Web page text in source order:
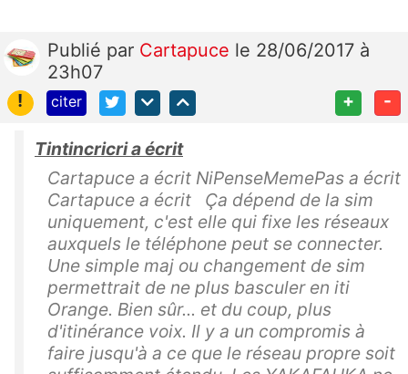
Publié par Cartapuce le 28/06/2017 à
23h07
!
citer + -
Tintincricri a écrit
Cartapuce a écrit NiPenseMemePas a écrit
Cartapuce a écrit Ça dépend de la sim
uniquement, c'est elle qui fixe les réseaux
auxquels le téléphone peut se connecter.
Une simple maj ou changement de sim
permettrait de ne plus basculer en iti
Orange. Bien sûr... et du coup, plus
d'itinérance voix. Il y a un compromis à
faire jusqu'à a ce que le réseau propre soit